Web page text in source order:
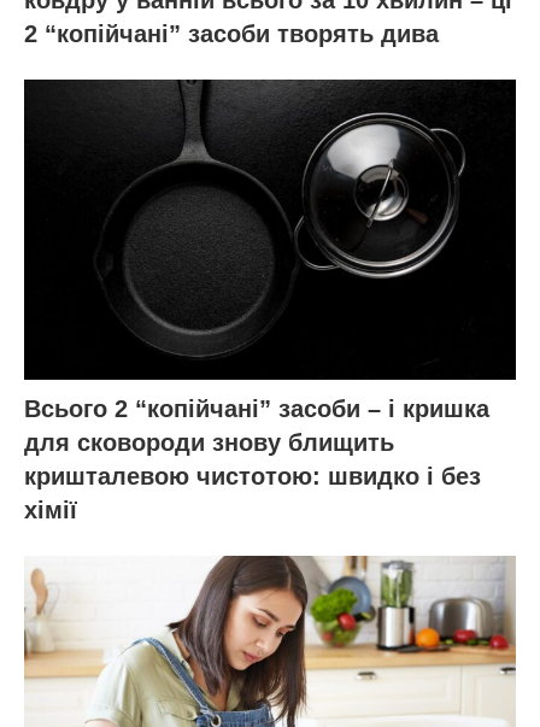
2 “копійчані” засоби творять дива
Всього 2 “копійчані” засоби – і кришка
для сковороди знову блищить
кришталевою чистотою: швидко і без
хімії